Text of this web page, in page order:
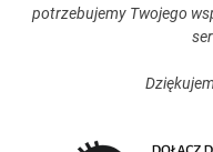
potrzebujemy Twojego